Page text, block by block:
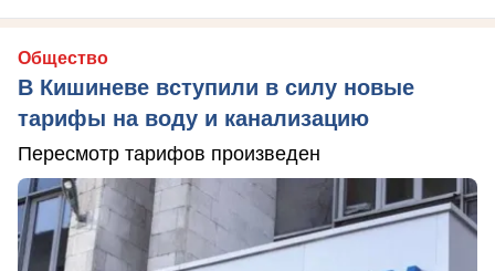
Общество
В Кишиневе вступили в силу новые
тарифы на воду и канализацию
Пересмотр тарифов произведен